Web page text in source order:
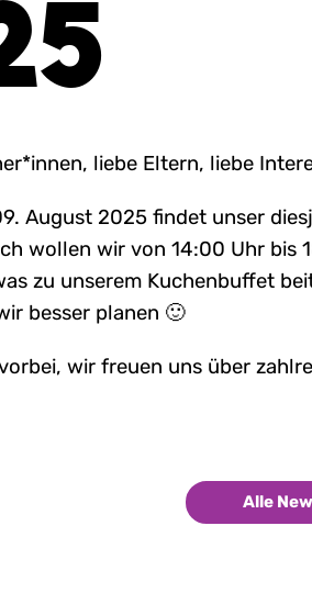
liebe Eltern, liebe
August 2025 findet unser
wollen wir von 14:00 Uhr bis
zu unserem Kuchenbuffet
besser planen 🙂
wir freuen uns über
Alle